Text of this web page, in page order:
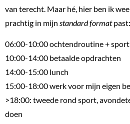
van terecht. Maar hé, hier ben ik
prachtig in mijn standard formatpast:
06:00-10:00 ochtendroutine + sport
10:00-14:00 betaalde opdrachten
14:00-15:00 lunch
15:00-18:00 werk voor mijn eigen
>18:00: tweede rond sport,
doen